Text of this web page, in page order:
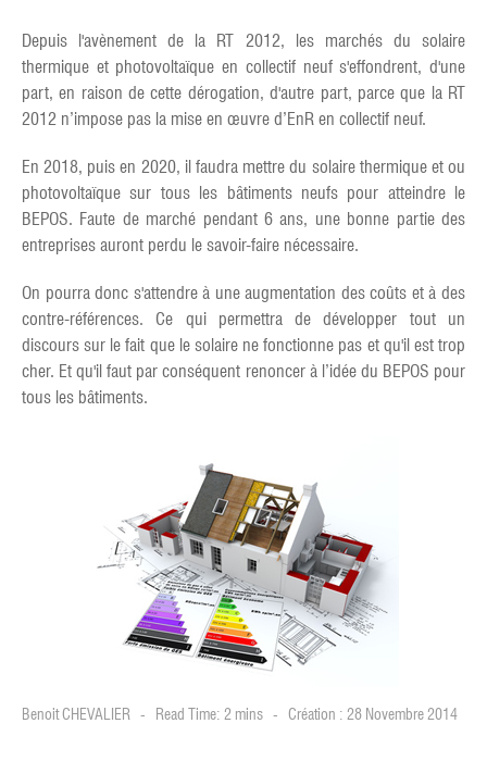
Depuis l'avènement de la RT 2012, les marchés du solaire
thermique et photovoltaïque en collectif neuf s'effondrent, d'une
part, en raison de cette dérogation, d'autre part, parce que la RT
2012 n’impose pas la mise en œuvre d’EnR en collectif neuf.
En 2018, puis en 2020, il faudra mettre du solaire thermique et ou
photovoltaïque sur tous les bâtiments neufs pour atteindre le
BEPOS. Faute de marché pendant 6 ans, une bonne partie des
entreprises auront perdu le savoir-faire nécessaire.
On pourra donc s'attendre à une augmentation des coûts et à des
contre-références. Ce qui permettra de développer tout un
discours sur le fait que le solaire ne fonctionne pas et qu'il est trop
cher. Et qu'il faut par conséquent renoncer à l’idée du BEPOS pour
tous les bâtiments.
Benoit CHEVALIER Read Time: 2 mins Création : 28 Novembre 2014